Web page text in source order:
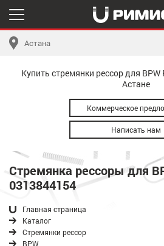
Астана
Купить стремянки рессор для
Астане
Коммерческое
Написать нам
Стремянка рессоры для
0313844154
Главная страница
Каталог
Стремянки рессор
BPW